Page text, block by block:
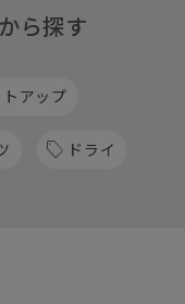
ら探す
アップ
ドライ